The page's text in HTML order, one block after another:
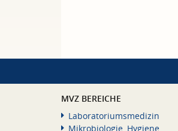
MVZ BEREICHE
Laboratoriumsmedizin
Mikrobiologie, Hygiene